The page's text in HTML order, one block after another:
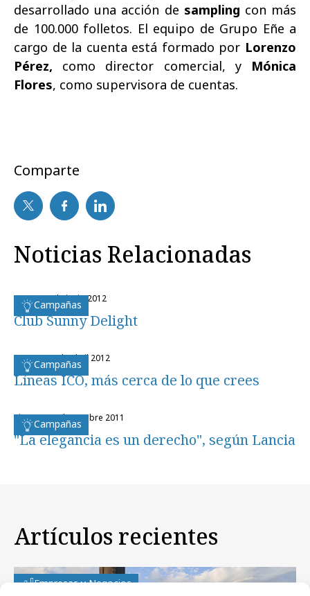
desarrollado una acción de sampling con más
de 100.000 folletos. El equipo de Grupo Eñe a
cargo de la cuenta está formado por Lorenzo
Pérez, como director comercial, y Mónica
Flores, como supervisora de cuentas.
Comparte
Noticias Relacionadas
Campañas
martes, 5 de junio 2012
Club Sunny Delight
Campañas
martes, 17 de abril 2012
Líneas ICO, más cerca de lo que crees
Campañas
viernes, 14 de octubre 2011
"La elegancia es un derecho", según Lancia
Artículos recientes
Empresas y Negocios